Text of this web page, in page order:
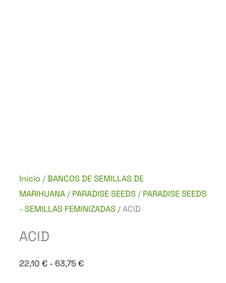
Inicio /BANCOS DE SEMILLAS DE
MARIHUANA / PARADISE SEEDS / PARADISE SEEDS
- SEMILLAS FEMINIZADAS / ACID
ACID
22,10 € - 63,75 €Rango